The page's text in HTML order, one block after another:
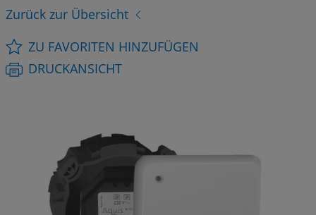
Zurück zur Übersicht
ZU FAVORITEN HINZUFÜGEN
DRUCKANSICHT